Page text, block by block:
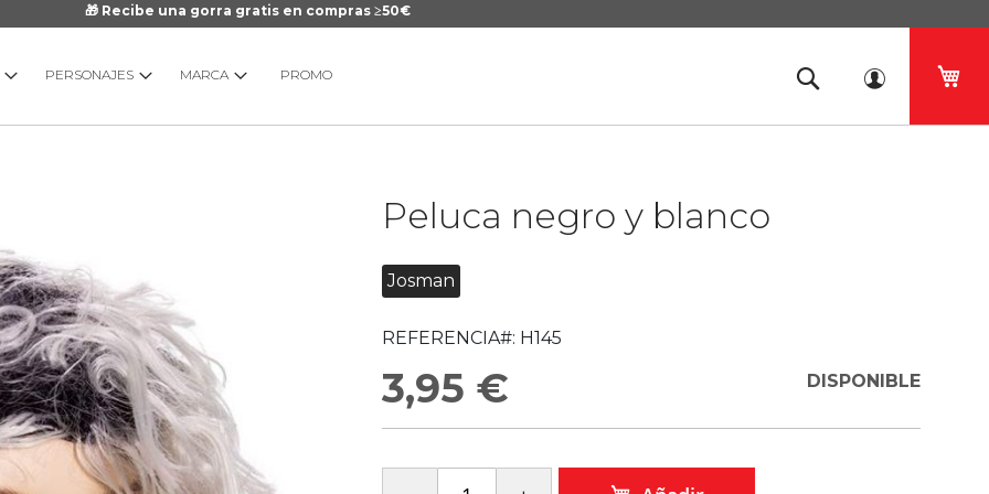
🎁 Recibe una gorra gratis en compras ≥50€
PERSONAJES MARCA PROMO
Peluca negro y blanco
Josman
REFERENCIA#: H145
3,95 € DISPONIBLE
imágenes